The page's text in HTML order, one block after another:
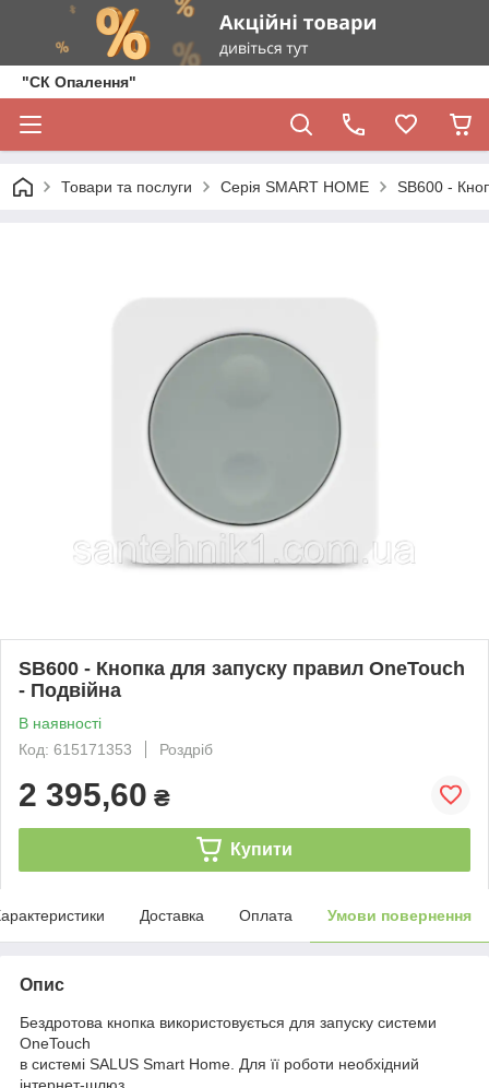
"СК Опалення"
Товари та послуги Серія SMART HOME SB600 -
SB600 - Кнопка для запуску правил OneTouch
- Подвійна
В наявності
Код: 615171353
Роздріб
2 395,60 ₴
Купити
Доставка Оплата Умови повернення
Опис
Бездротова кнопка використовується для запуску системи
OneTouch
в системі SALUS Smart Home. Для її роботи необхідний
інтернет-шлюз